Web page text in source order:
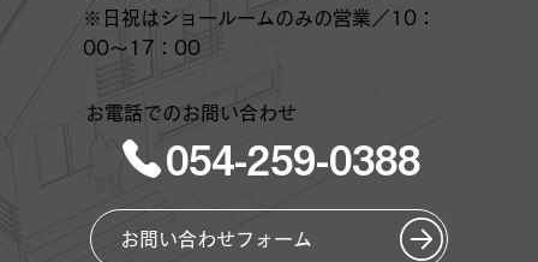
※日祝はショールームのみの営業／10：
00～17：00
お電話でのお問い合わせ
054-259-0388
お問い合わせフォーム